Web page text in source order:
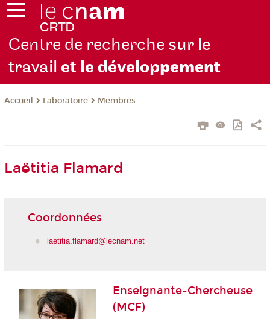
Centre de recherche sur le
travailet le développement
Accueil Laboratoire Membres
Laëtitia Flamard
Coordonnées
laetitia.flamard@lecnam.net
Enseignante-Chercheuse
(MCF)